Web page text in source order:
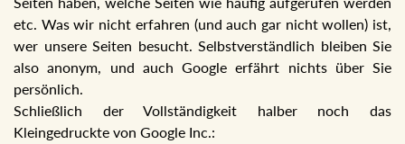
etc. Was wir nicht erfahren (und auch gar nicht wollen) ist,
wer unsere Seiten besucht. Selbstverständlich bleiben Sie
also anonym, und auch Google erfährt nichts über Sie
persönlich.
Schließlich der Vollständigkeit halber noch das
Kleingedruckte von Google Inc.: